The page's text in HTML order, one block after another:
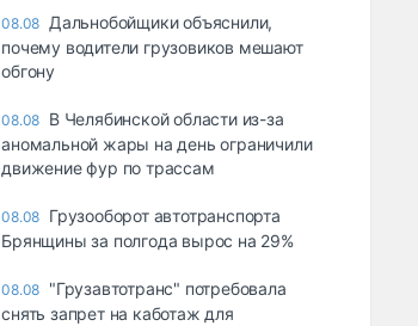
08.08 Дальнобойщики объяснили,
почему водители грузовиков мешают
обгону
08.08 В Челябинской области из-за
аномальной жары на день ограничили
движение фур по трассам
08.08 Грузооборот автотранспорта
Брянщины за полгода вырос на 29%
08.08 "Грузавтотранс" потребовала
снять запрет на каботаж для